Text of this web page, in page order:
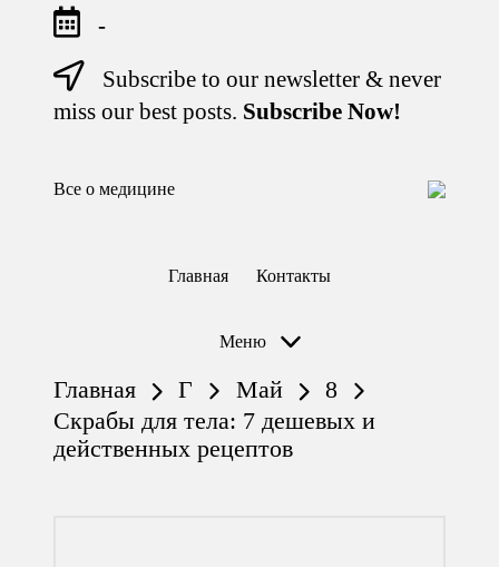
-
Subscribe to our newsletter & never
miss our best posts. Subscribe Now!
Все о медицине
Лечитесь
Главная Контакты
Меню
Главная Г Май
8
Скрабы для тела: 7 дешевых и
действенных рецептов